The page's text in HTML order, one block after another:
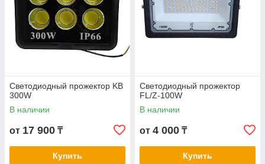
Светодиодный прожектор KB
300W
В наличии
от 17 900 ₸
Купить
Светодиодный прожектор
FL/Z-100W
В наличии
от 4 000 ₸
Купить